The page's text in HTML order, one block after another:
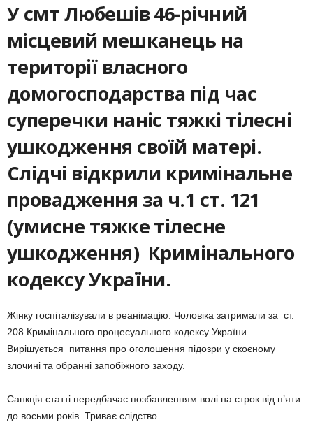
У смт Любешів 46-річний
місцевий мешканець на
території власного
домогосподарства під час
суперечки наніс тяжкі тілесні
ушкодження своїй матері.
Слідчі відкрили кримінальне
провадження за ч.1 ст. 121
(умисне тяжке тілесне
ушкодження) Кримінального
кодексу України.
Жінку госпіталізували в реанімацію. Чоловіка затримали за ст.
208 Кримінального процесуального кодексу України.
Вирішується питання про оголошення підозри у скоєному
злочині та обранні запобіжного заходу.
Санкція статті передбачає позбавленням волі на строк від п’яти
до восьми років. Триває слідство.